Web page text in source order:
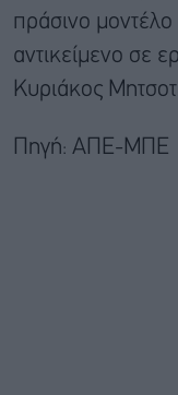
πράσινο
αντικείμενο σε
Κυριάκος
Πηγή: ΑΠΕ-ΜΠΕ